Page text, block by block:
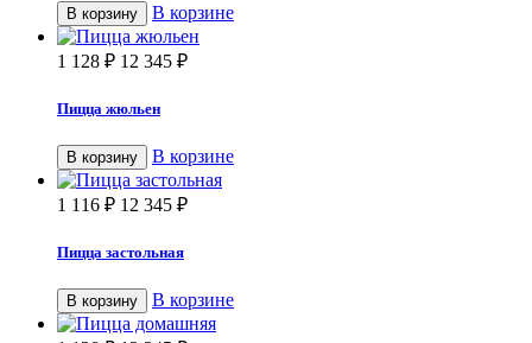
В корзину В корзине
1 128 ₽ 12 345 ₽
Пицца жюльен
В корзину В корзине
1 116 ₽ 12 345 ₽
Пицца застольная
В корзину В корзине